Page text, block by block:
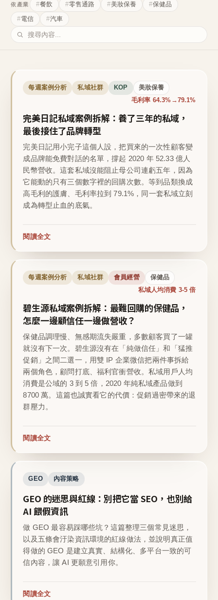
依產業 餐飲 零售通路 美妝保養
保健品
電信
汽車
每週案例分析 私域社群 KOP 美妝保養
毛利率 64.3%→79.1%
完美日記私域案例拆解：養了三年的私域，
最後接住了品牌轉型
完美日記用小完子這個人設，把買來的一次性顧客變
成品牌能免費對話的名單，撐起 2020 年 52.33 億人
民幣營收。這套私域沒能阻止母公司連虧五年，因為
它能動的只有三個數字裡的回購次數。等到品類換成
高毛利的護膚、毛利率拉到 79.1%，同一套私域立刻
成為轉型止血的底氣。
閱讀全文
每週案例分析 私域社群 會員經營 保健品
私域人均消費 3-5 倍
碧生源私域案例拆解：最難回購的保健品，
怎麼一邊顧信任一邊做營收？
保健品調理慢、無感期流失嚴重，多數顧客買了一罐
就沒有下一次。碧生源沒有在「純做信任」和「猛推
促銷」之間二選一，用雙 IP 企業微信把兩件事拆給
兩個角色，顧問打底、福利官衝營收。私域用戶人均
消費是公域的 3 到 5 倍，2020 年純私域產品做到
8700 萬。這篇也誠實看它的代價：促銷過密帶來的退
群壓力。
閱讀全文
GEO 內容策略
GEO 的迷思與紅線：別把它當 SEO，也別給
AI 餵假資訊
做 GEO 最容易踩哪些坑？這篇整理三個常見迷思，
以及五條會汙染資訊環境的紅線做法，並說明真正值
得做的 GEO 是建立真實、結構化、多平台一致的可
信內容，讓 AI 更願意引用你。
閱讀全文